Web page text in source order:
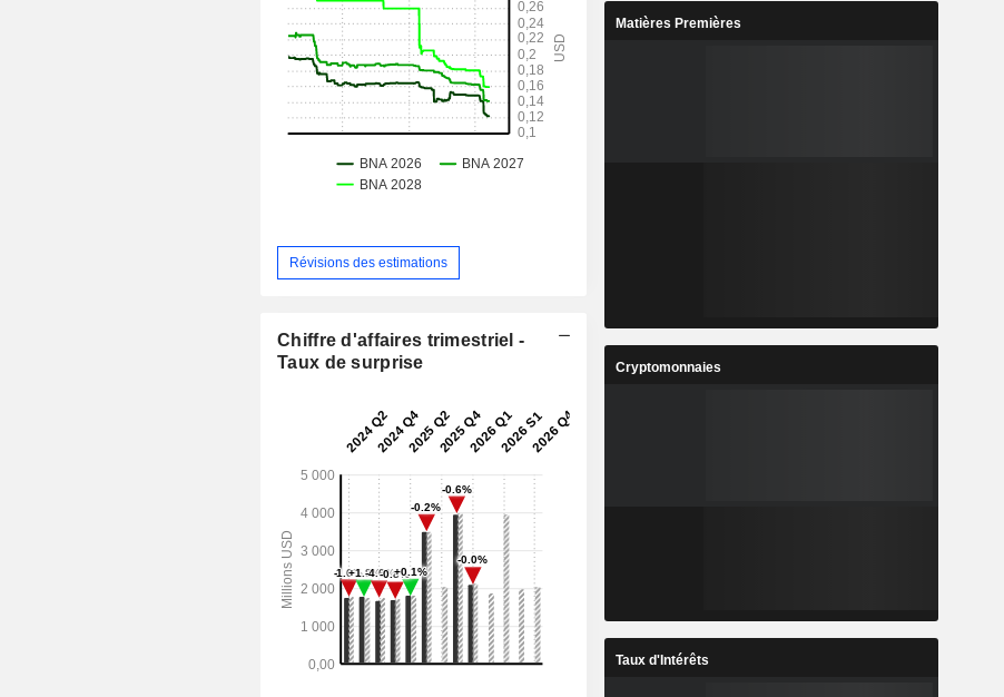
Révisions des estimations
Chiffre d'affaires trimestriel -
Taux de surprise
Matières Premières
Cryptomonnaies
Taux d'Intérêts